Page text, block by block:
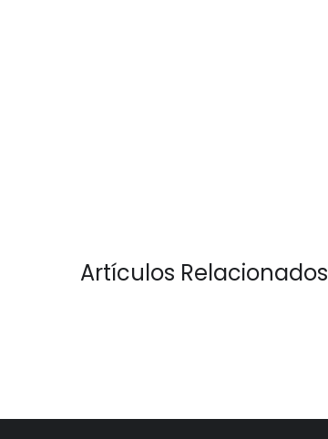
Artículos Relacionados